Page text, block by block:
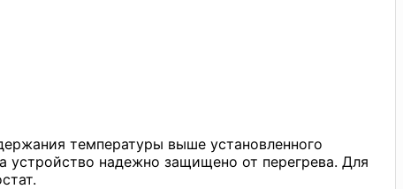
температуры выше установленного
устройство надежно защищено от перегрева. Для